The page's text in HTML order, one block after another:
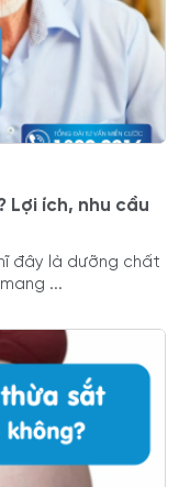
Lợi ích, nhu cầu
đây là dưỡng chất
...